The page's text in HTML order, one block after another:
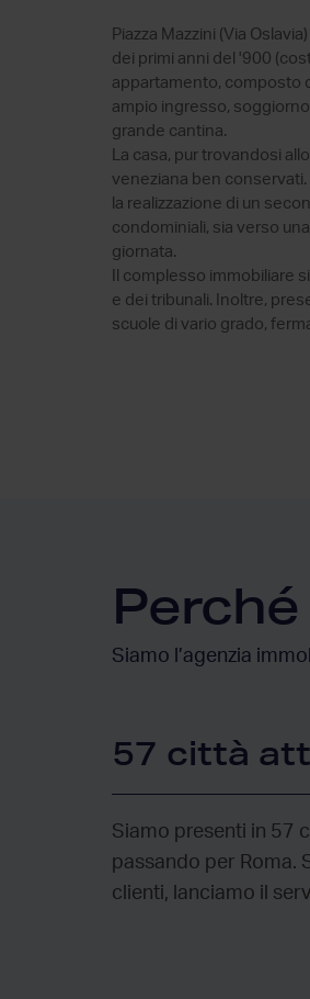
Piazza Mazzini (Via
dei primi anni del '900
appartamento, composto
ampio ingresso,
grande cantina.
La casa, pur trovandosi
veneziana ben
la realizzazione di un
condominiali, sia verso
giornata.
Il complesso immobiliare
e dei tribunali. Inoltre,
scuole di vario grado,
Siamo l’agenzia
57 città
Siamo presenti in 57
passando per Roma.
clienti, lanciamo il